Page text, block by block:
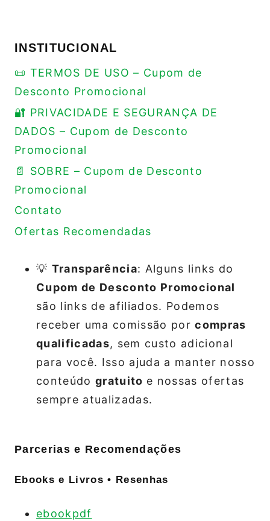
INSTITUCIONAL
📜 TERMOS DE USO – Cupom de
Desconto Promocional
🔐 PRIVACIDADE E SEGURANÇA DE
DADOS – Cupom de Desconto
Promocional
📄 SOBRE – Cupom de Desconto
Promocional
Contato
Ofertas Recomendadas
💡 Transparência: Alguns links do
Cupom de Desconto Promocional
são links de afiliados. Podemos
receber uma comissão porcompras
qualificadas, sem custo adicional
para você. Isso ajuda a manter nosso
conteúdo gratuito e nossas ofertas
sempre atualizadas.
Parcerias e Recomendações
Ebooks e Livros • Resenhas
ebookpdf